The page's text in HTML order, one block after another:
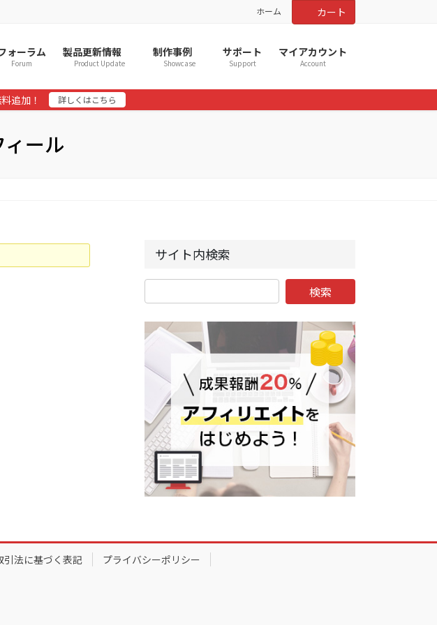
ホーム カート
ォーラム
Forum
製品更新情報
Product Update
制作事例
Showcase
サポート
Support
マイアカウント
Account
追加！ 詳しくはこちら
ィール
サイト内検索
引法に基づく表記 プライバシーポリシー